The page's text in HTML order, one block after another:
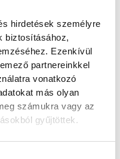
hirdetések személyre
biztosításához,
Ezenkívül
partnereinkkel
vonatkozó
más olyan
számukra vagy az
gyűjtöttek.
miután
olimpiai
- Portugália
Multifunkciós
17-én.Olimpiai
mivel
MTI/Bodnár